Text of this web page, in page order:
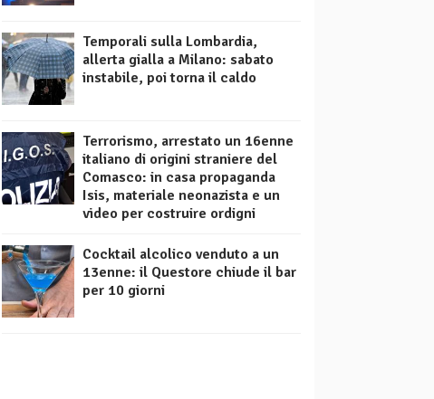
Temporali sulla Lombardia,
allerta gialla a Milano: sabato
instabile, poi torna il caldo
Terrorismo, arrestato un 16enne
italiano di origini straniere del
Comasco: in casa propaganda
Isis, materiale neonazista e un
video per costruire ordigni
Cocktail alcolico venduto a un
13enne: il Questore chiude il bar
per 10 giorni